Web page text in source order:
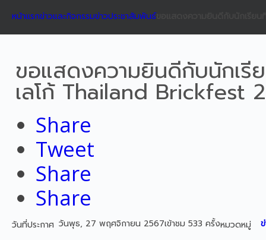
หน้าแรกข่าวและกิจกรรมข่าวประชาสัมพันธ์ขอแสดงความยินดีกับนักเรียน
ขอแสดงความยินดีกับนักเรี
เลโก้ Thailand Brickfest
Share
Tweet
Share
Share
วันที่ประกาศ วันพุธ, 27 พฤศจิกายน 2567เข้าชม 533 ครั้งหมวดหมู่